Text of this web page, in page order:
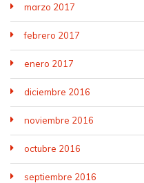
marzo 2017
febrero 2017
enero 2017
diciembre 2016
noviembre 2016
octubre 2016
septiembre 2016